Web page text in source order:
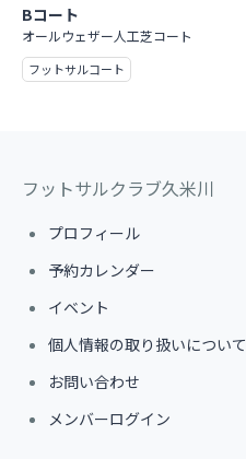
Bコート
オールウェザー人工芝コート
フットサルコート
フットサルクラブ久米川
プロフィール
予約カレンダー
イベント
個人情報の取り扱いについて
お問い合わせ
メンバーログイン